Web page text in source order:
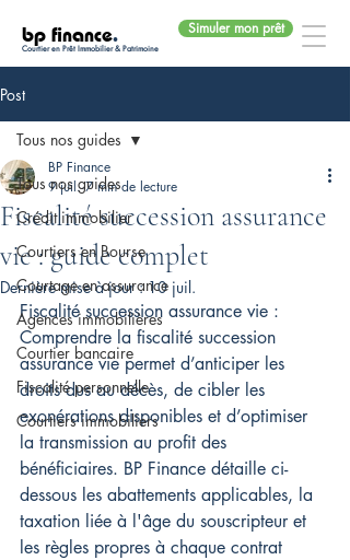
bp finance.
Courtier en Prêt Immobilier & Patrimoine
Simuler mon prêt
Post
Tous nos guides
Crédit immobilier
Courtiers en Bourse
Courtage en assurance
Agences immobilières
Courtier bancaire
Fiscalité personnelle
Courtiers immobiliers
Tous nos guides
Fiscalité succession assurance
vie : guide complet
BP Finance
9 juil. 7 min de lecture
Dernière mise à jour :10 juil.
Fiscalité succession assurance vie :
Comprendre la fiscalité succession
assurance vie permet d’anticiper les
droits dus au décès, de cibler les
exonérations disponibles et d’optimiser
la transmission au profit des
bénéficiaires. BP Finance détaille ci-
dessous les abattements applicables, la
taxation liée à l'âge du souscripteur et
les règles propres à chaque contrat